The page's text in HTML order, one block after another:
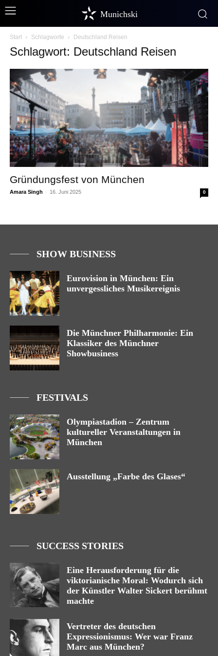
Munichski
Start Schlagworte Deutschland Reisen
Schlagwort: Deutschland Reisen
Gründungsfest von München
Amara Singh - 16. Juni 2025 0
SHOW BUSINESS
Eurovision in München: Ein
unvergessliches Musikereignis
Die Münchner Philharmonie: Ein
Klassiker des Münchner
Showbusiness
FESTIVALS
Olympiastadion – Zentrum
kultureller Veranstaltungen in
München
Ausstellung „Farbe des Glases“
SUCCESS STORIES
Eine Herausforderung für die
viktorianische Moral: Wodurch sich
der Künstler Walter Sickert berühmt
machte
Vertreter des deutschen
Expressionismus: Wer war Franz
Marc aus München?